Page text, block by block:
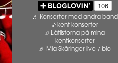
♬ Konserter med andra band
♪ kent konserter
♫ Låtlistorna på mina
kentkonserter
♬ Mia Skäringer live / bio